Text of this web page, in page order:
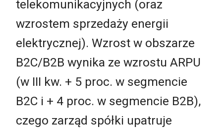
telekomunikacyjnych (oraz
wzrostem sprzedaży energii
elektrycznej). Wzrost w obszarze
B2C/B2B wynika ze wzrostu ARPU
(w III kw. + 5 proc. w segmencie
B2C i + 4 proc. w segmencie B2B),
czego zarząd spółki upatruje